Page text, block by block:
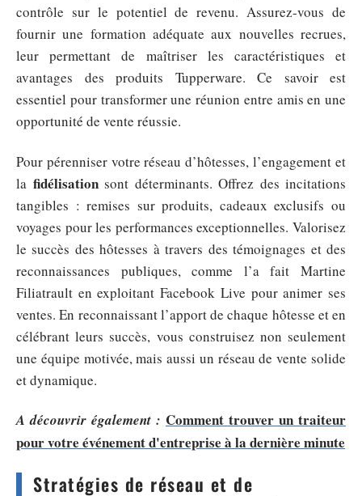
contrôle sur le potentiel de revenu. Assurez-vous de
fournir une formation adéquate aux nouvelles recrues,
leur permettant de maîtriser les caractéristiques et
avantages des produits Tupperware. Ce savoir est
essentiel pour transformer une réunion entre amis en une
opportunité de vente réussie.
Pour pérenniser votre réseau d’hôtesses, l’engagement et
la fidélisationsont déterminants. Offrez des incitations
tangibles : remises sur produits, cadeaux exclusifs ou
voyages pour les performances exceptionnelles. Valorisez
le succès des hôtesses à travers des témoignages et des
reconnaissances publiques, comme l’a fait Martine
Filiatrault en exploitant Facebook Live pour animer ses
ventes. En reconnaissant l’apport de chaque hôtesse et en
célébrant leurs succès, vous construisez non seulement
une équipe motivée, mais aussi un réseau de vente solide
et dynamique.
A découvrir également : Comment trouver un traiteur
pour votre événement d'entreprise à la dernière minute
Stratégies de réseau et de